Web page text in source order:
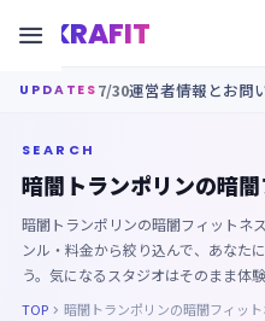
KRAFIT

UPDATES 7/30運営者情報とお問
SEARCH
暗闇トランポリンの暗
暗闇トランポリンの暗闇フィットネ
ンル・料金から絞り込んで、あなた
う。気になるスタジオはそのまま体
TOP  暗闇トランポリンの暗闇フィッ